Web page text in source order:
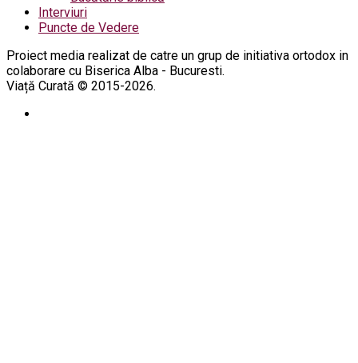
Interviuri
Puncte de Vedere
Proiect media realizat de catre un grup de initiativa ortodox in
colaborare cu Biserica Alba - Bucuresti.
Viață Curată © 2015-2026.